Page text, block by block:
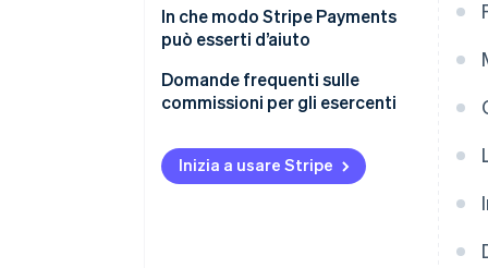
fornitori
Considera questi fattori chiave
Restringi le scelte e confronta i
Prendi una decisione
Altre commissioni
Fattori che possono influire
sulle tariffe Stripe
In che modo Stripe Payments
può esserti d’aiuto
Domande frequenti sulle
commissioni per gli esercenti
Inizia a usare Stripe